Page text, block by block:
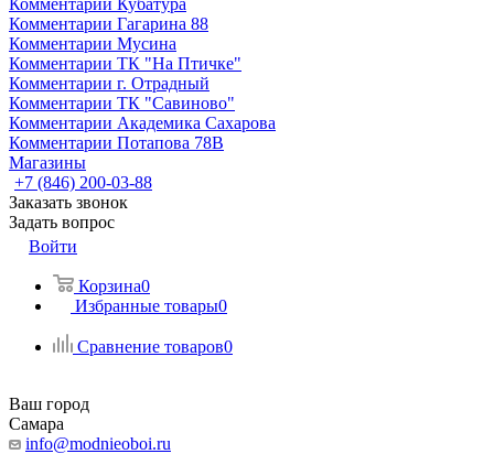
Комментарии Кубатура
Комментарии Гагарина 88
Комментарии Мусина
Комментарии ТК "На Птичке"
Комментарии г. Отрадный
Комментарии ТК "Савиново"
Комментарии Академика Сахарова
Комментарии Потапова 78В
Магазины
+7 (846) 200-03-88
Заказать звонок
Задать вопрос
Войти
Корзина0
Избранные товары0
Сравнение товаров0
Ваш город
Самара
info@modnieoboi.ru